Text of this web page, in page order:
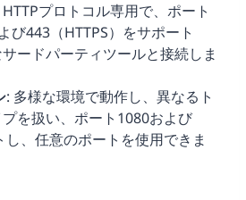
HTTPプロトコル専用で、ポート
び443（HTTPS）をサポート
ードパーティツールと接続しま
: 多様な環境で動作し、異なるト
を扱い、ポート1080および
、任意のポートを使用できま